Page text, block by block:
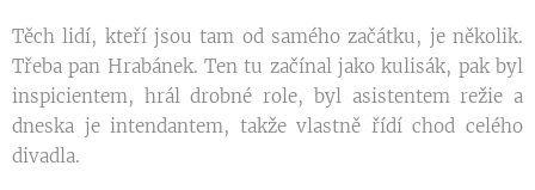
Těch lidí, kteří jsou tam od samého začátku, je několik.
Třeba pan Hrabánek. Ten tu začínal jako kulisák, pak byl
inspicientem, hrál drobné role, byl asistentem režie a
dneska je intendantem, takže vlastně řídí chod celého
divadla.